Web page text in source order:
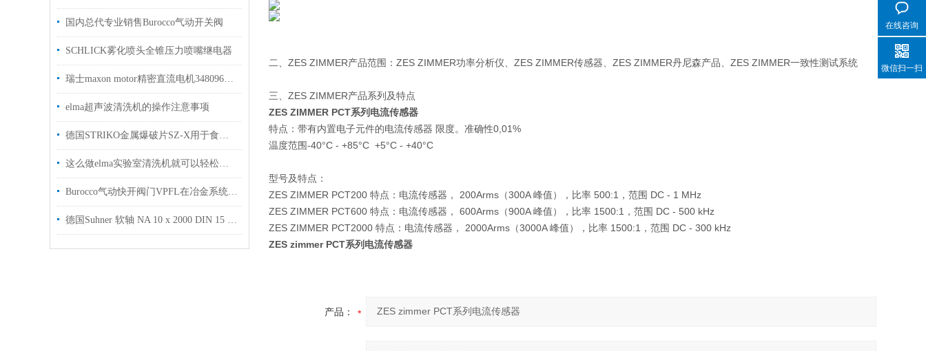
国内总代专业销售Burocco气动开关阀
SCHLICK雾化喷头全锥压力喷嘴继电器
瑞士maxon motor精密直流电机348096用于激光打码机上使用
elma超声波清洗机的操作注意事项
德国STRIKO金属爆破片SZ-X用于食品行业中国代理
这么做elma实验室清洗机就可以轻松完成整个清洗
Burocco气动快开阀门VPFL在冶金系统中的应用
德国Suhner 软轴 NA 10 x 2000 DIN 15 / G 28 技术资料工厂现货
二、ZES ZIMMER产品范围：ZES ZIMMER功率分析仪、ZES ZIMMER传感器、ZES ZIMMER丹尼森产品、ZES ZIMMER一致性测试系统
三、ZES ZIMMER产品系列及特点
ZES ZIMMER PCT系列电流传感器
特点：带有内置电子元件的电流传感器 限度。准确性0,01%
温度范围-40°C - +85°C +5°C - +40°C
型号及特点：
ZES ZIMMER PCT200 特点：电流传感器， 200Arms（300A 峰值），比率 500:1，范围 DC - 1 MHz
ZES ZIMMER PCT600 特点：电流传感器， 600Arms（900A 峰值），比率 1500:1，范围 DC - 500 kHz
ZES ZIMMER PCT2000 特点：电流传感器， 2000Arms（3000A 峰值），比率 1500:1，范围 DC - 300 kHz
ZES zimmer PCT系列电流传感器
产品：
在线咨询
微信扫一扫